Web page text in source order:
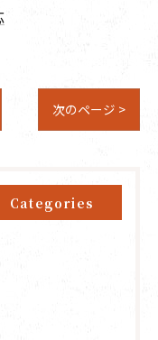
次のページ >
Categories